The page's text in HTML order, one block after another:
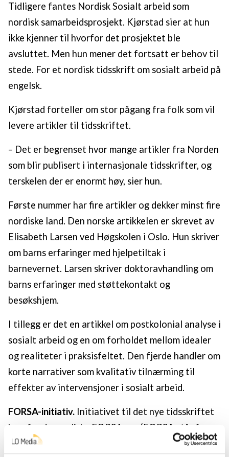
Tidligere fantes Nordisk Sosialt arbeid som
nordisk samarbeidsprosjekt. Kjørstad sier at hun
ikke kjenner til hvorfor det prosjektet ble
avsluttet. Men hun mener det fortsatt er behov til
stede. For et nordisk tidsskrift om sosialt arbeid på
engelsk.
Kjørstad forteller om stor pågang fra folk som vil
levere artikler til tidsskriftet.
– Det er begrenset hvor mange artikler fra Norden
som blir publisert i internasjonale tidsskrifter, og
terskelen der er enormt høy, sier hun.
Første nummer har fire artikler og dekker minst fire
nordiske land. Den norske artikkelen er skrevet av
Elisabeth Larsen ved Høgskolen i Oslo. Hun skriver
om barns erfaringer med hjelpetiltak i
barnevernet. Larsen skriver doktoravhandling om
barns erfaringer med støttekontakt og
besøkshjem.
I tillegg er det en artikkel om postkolonial analyse i
sosialt arbeid og en om forholdet mellom idealer
og realiteter i praksisfeltet. Den fjerde handler om
korte narrativer som kvalitativ tilnærming til
effekter av intervensjoner i sosialt arbeid.
FORSA-initiativ. Initiativet til det nye tidsskriftet
kom fra de nordiske FORSAene (FORSA står for
«Forening for forskning i sosialt arbeid»), som